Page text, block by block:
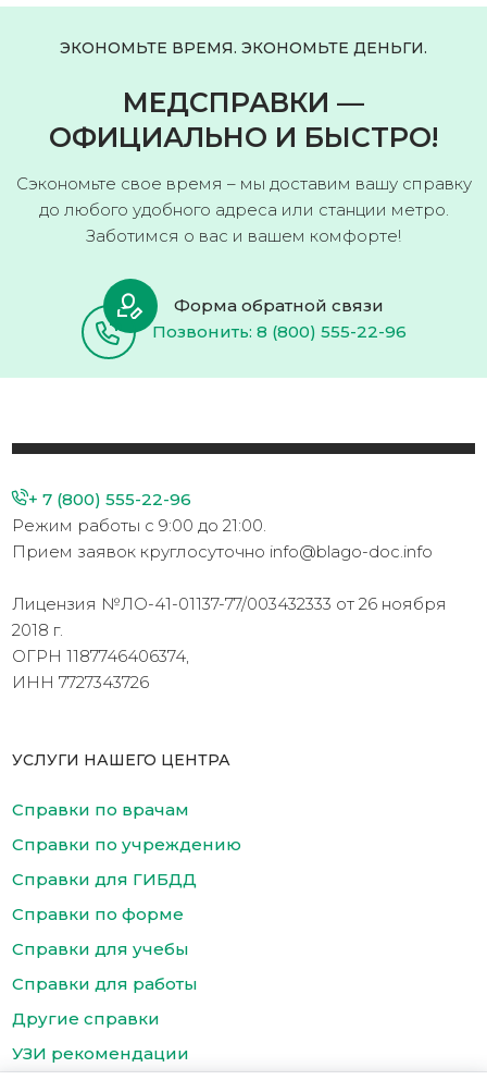
ЭКОНОМЬТЕ ВРЕМЯ. ЭКОНОМЬТЕ ДЕНЬГИ.
МЕДСПРАВКИ —
ОФИЦИАЛЬНО И БЫСТРО!
Сэкономьте свое время – мы доставим вашу справку
до любого удобного адреса или станции метро.
Заботимся о вас и вашем комфорте!
Форма обратной связи
Позвонить: 8 (800) 555-22-96
+ 7 (800) 555-22-96
Режим работы с 9:00 до 21:00.
Прием заявок круглосуточно info@blago-doc.info
Лицензия №ЛО-41-01137-77/003432333 от 26 ноября
2018 г.
ОГРН 1187746406374,
ИНН 7727343726
УСЛУГИ НАШЕГО ЦЕНТРА
Справки по врачам
Справки по учреждению
Справки для ГИБДД
Справки по форме
Справки для учебы
Справки для работы
Другие справки
УЗИ рекомендации